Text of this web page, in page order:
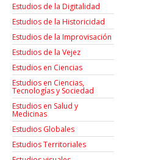
Estudios de la Digitalidad
Estudios de la Historicidad
Estudios de la Improvisación
Estudios de la Vejez
Estudios en Ciencias
Estudios en Ciencias,
Tecnologías y Sociedad
Estudios en Salud y
Medicinas
Estudios Globales
Estudios Territoriales